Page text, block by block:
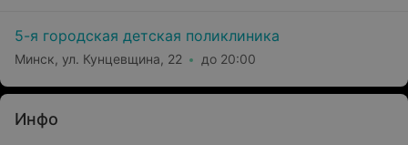
5-я городская детская поликлиника
Минск, ул. Кунцевщина, 22 до 20:00
Инфо